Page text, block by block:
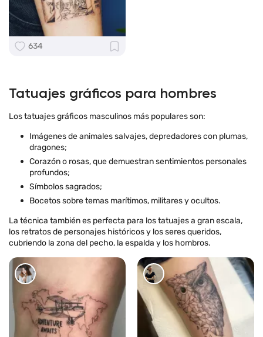
634
Tatuajes gráficos para hombres
Los tatuajes gráficos masculinos más populares son:
Imágenes de animales salvajes, depredadores con plumas,
dragones;
Corazón o rosas, que demuestran sentimientos personales
profundos;
Símbolos sagrados;
Bocetos sobre temas marítimos, militares y ocultos.
La técnica también es perfecta para los tatuajes a gran escala,
los retratos de personajes históricos y los seres queridos,
cubriendo la zona del pecho, la espalda y los hombros.